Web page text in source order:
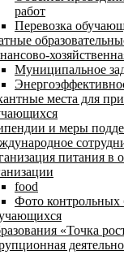
работ
Перевозка
Муниципальное
места для
и меры
питания в
food
Фото контрольных
«Точка